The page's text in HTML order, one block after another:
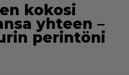
kokosi
yhteen –
perintöni